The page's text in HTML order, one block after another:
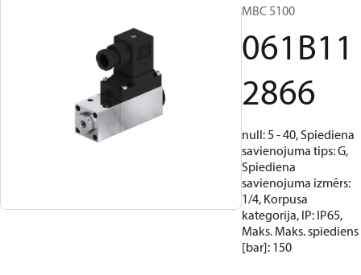
MBC 5100
061B11
2866
null: 5 - 40, Spiediena
savienojuma tips: G,
Spiediena
savienojuma izmērs:
1/4, Korpusa
kategorija, IP: IP65,
Maks. Maks. spiediens
[bar]: 150